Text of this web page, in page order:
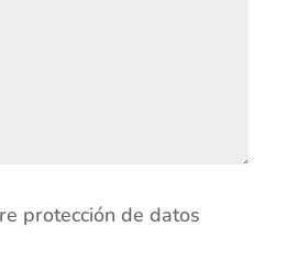
protección de datos